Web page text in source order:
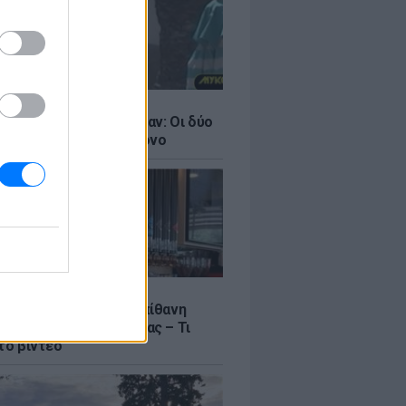
και Νικόλ Κίντμαν: Οι δύο
Χόλιγουντ στη Μύκονο
Μανίκας έστησε απίθανη
υπάλληλο καφετέριας – Τι
βίντεο